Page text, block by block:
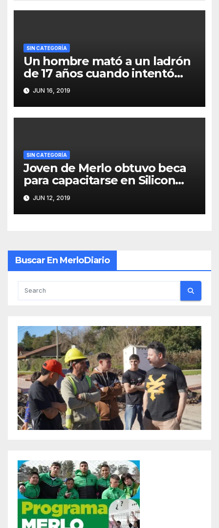
SIN CATEGORÍA
Un hombre mató a un ladrón
de 17 años cuando intentó
robarle
JUN 16, 2019
SIN CATEGORÍA
Joven de Merlo obtuvo beca
para capacitarse en Silicon
Valley
JUN 12, 2019
Buscar En MerloDiario